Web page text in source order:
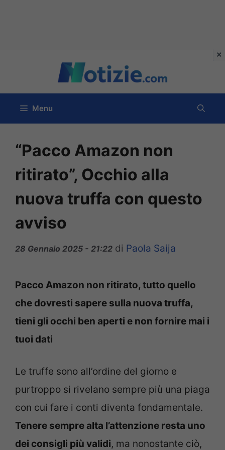
contenuto
Menu
“Pacco Amazon non
ritirato”, Occhio alla
nuova truffa con questo
avviso
28 Gennaio 2025 - 21:22 di Paola Saija
Pacco Amazon non ritirato, tutto quello
che dovresti sapere sulla nuova truffa,
tieni gli occhi ben aperti e non fornire mai i
tuoi dati
Le truffe sono all’ordine del giorno e
purtroppo si rivelano sempre più una piaga
con cui fare i conti diventa fondamentale.
Tenere sempre alta l’attenzione resta uno
dei consigli più validi, ma nonostante ciò,